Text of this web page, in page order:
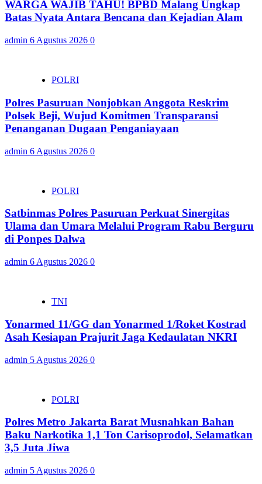
WARGA WAJIB TAHU! BPBD Malang Ungkap
Batas Nyata Antara Bencana dan Kejadian Alam
admin 6 Agustus 2026 0
POLRI
Polres Pasuruan Nonjobkan Anggota Reskrim
Polsek Beji, Wujud Komitmen Transparansi
Penanganan Dugaan Penganiayaan
admin 6 Agustus 2026 0
POLRI
Satbinmas Polres Pasuruan Perkuat Sinergitas
Ulama dan Umara Melalui Program Rabu Berguru
di Ponpes Dalwa
admin 6 Agustus 2026 0
TNI
Yonarmed 11/GG dan Yonarmed 1/Roket Kostrad
Asah Kesiapan Prajurit Jaga Kedaulatan NKRI
admin 5 Agustus 2026 0
POLRI
Polres Metro Jakarta Barat Musnahkan Bahan
Baku Narkotika 1,1 Ton Carisoprodol, Selamatkan
3,5 Juta Jiwa
admin 5 Agustus 2026 0